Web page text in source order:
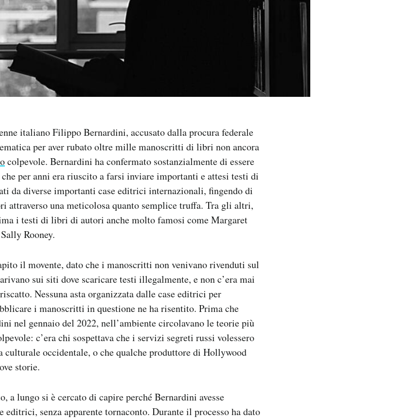
italiano Filippo Bernardini, accusato dalla procura federale
per aver rubato oltre mille manoscritti di libri non ancora
colpevole. Bernardini ha confermato sostanzialmente di essere
per anni era riuscito a farsi inviare importanti e attesi testi di
da diverse importanti case editrici internazionali, fingendo di
attraverso una meticolosa quanto semplice truffa. Tra gli altri,
i testi di libri di autori anche molto famosi come Margaret
Rooney.
il movente, dato che i manoscritti non venivano rivenduti sul
sui siti dove scaricare testi illegalmente, e non c’era mai
Nessuna asta organizzata dalle case editrici per
i manoscritti in questione ne ha risentito. Prima che
nel gennaio del 2022, nell’ambiente circolavano le teorie più
c’era chi sospettava che i servizi segreti russi volessero
culturale occidentale, o che qualche produttore di Hollywood
storie.
a lungo si è cercato di capire perché Bernardini avesse
editrici, senza apparente tornaconto. Durante il processo ha dato